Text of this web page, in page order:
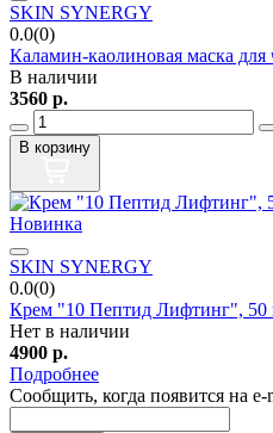
SKIN SYNERGY
0.0(0)
Каламин-каолиновая маска
В наличии
3560 р.
В корзину
Новинка
SKIN SYNERGY
0.0(0)
Крем "10 Пептид Лифтинг", 50
Нет в наличии
4900 р.
Подробнее
Сообщить, когда появится на e-